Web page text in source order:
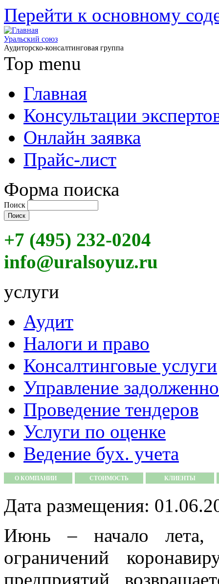
Перейти к основному
Уральский союз
Аудиторско-консалтинговая группа
Top menu
Главная
Консультации
Онлайн заявка
Прайс-лист
Форма поиска
Поиск
+7 (495) 232-0204
info@uralsoyuz.ru
услуги
Аудит
Налоги и право
Консалтинговые услуги
Управление
Проведение тендеров
Услуги по оценке
Ведение бух. учета
О КОМПАНИИ СТОИМОСТЬ КЛИЕНТЫ
Дата размещения:
Июнь – начало лета,
ограничений
предприятий